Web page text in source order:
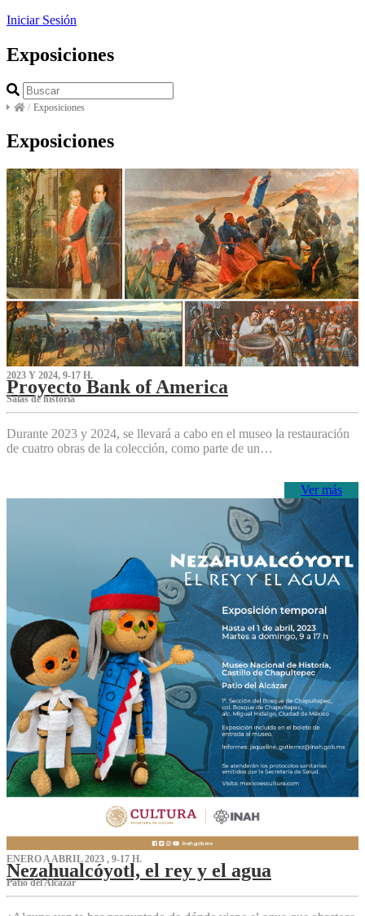
Iniciar Sesión
Exposiciones
/ Exposiciones
Exposiciones
2023 Y 2024, 9-17 H.
Proyecto Bank of America
S‌alas de historia
Durante 2023 y 2024, se llevará a cabo en el museo la restauración
de cuatro obras de la colección, como parte de un…
Ver más
ENERO A ABRIL 2023 , 9-17 H.
Nezahualcóyotl, el rey y el agua
Patio del Alcázar